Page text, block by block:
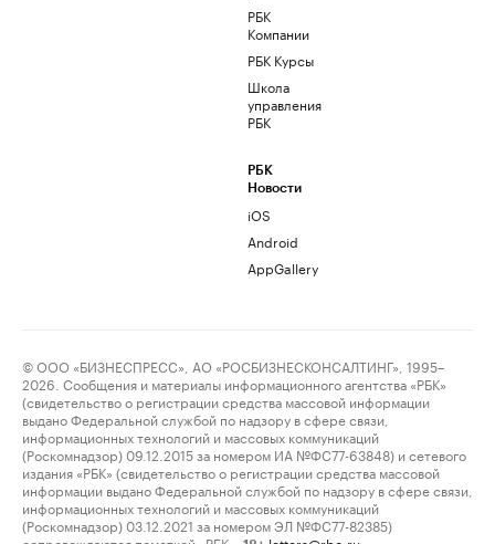
РБК
Компании
РБК Курсы
Школа
управления
РБК
РБК
Новости
iOS
Android
AppGallery
© ООО «БИЗНЕСПРЕСС», АО «РОСБИЗНЕСКОНСАЛТИНГ», 1995–
2026. Сообщения и материалы информационного агентства «РБК»
(свидетельство о регистрации средства массовой информации
выдано Федеральной службой по надзору в сфере связи,
информационных технологий и массовых коммуникаций
(Роскомнадзор) 09.12.2015 за номером ИА №ФС77-63848) и сетевого
издания «РБК» (свидетельство о регистрации средства массовой
информации выдано Федеральной службой по надзору в сфере связи,
информационных технологий и массовых коммуникаций
(Роскомнадзор) 03.12.2021 за номером ЭЛ №ФС77-82385)